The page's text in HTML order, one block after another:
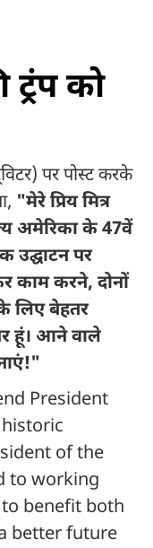
ट्रंप को
पर पोस्ट करके
"मेरे प्रिय मित्र
अमेरिका के 47वें
उद्घाटन पर
काम करने, दोनों
लिए बेहतर
हूं। आने वाले
President
of the
to working
benefit both
better future